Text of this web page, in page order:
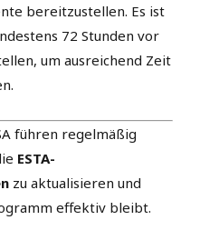
bereitzustellen. Es ist
72 Stunden vor
um ausreichend Zeit
führen regelmäßig
ESTA-
zu aktualisieren und
effektiv bleibt.